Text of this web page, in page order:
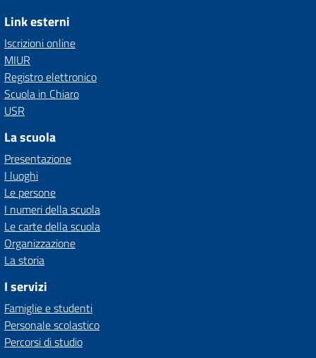
Link esterni
Iscrizioni online
MIUR
Registro elettronico
Scuola in Chiaro
USR
La scuola
Presentazione
I luoghi
Le persone
I numeri della scuola
Le carte della scuola
Organizzazione
La storia
I servizi
Famiglie e studenti
Personale scolastico
Percorsi di studio